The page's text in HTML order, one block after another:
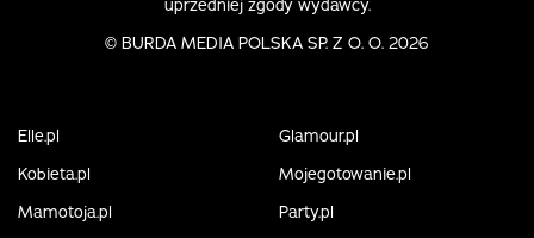
uprzedniej zgody wydawcy.
© BURDA MEDIA POLSKA SP. Z O. O. 2026
Elle.pl
Glamour.pl
Kobieta.pl
Mojegotowanie.pl
Mamotoja.pl
Party.pl